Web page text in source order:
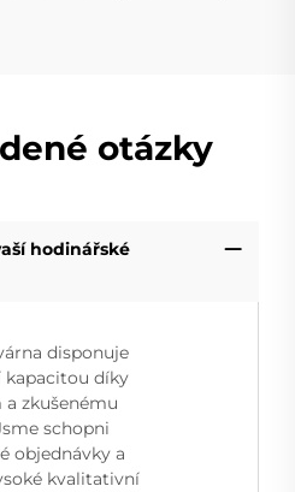
otázky
hodinářské
disponuje
díky
zkušenému
schopni
objednávky a
kvalitativní